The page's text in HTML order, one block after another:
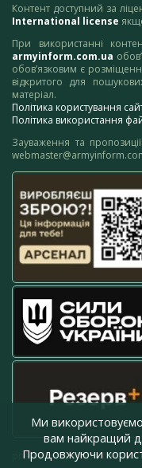
Контент доступний за
International license
При використанні
armyinform.com.ua
обов’язковим є
відкритого для
матеріал.
Політика користування
Політика використання
Зауваження та
press@armyinform.com.ua
Ми
вам найкращий
Продовжуючи